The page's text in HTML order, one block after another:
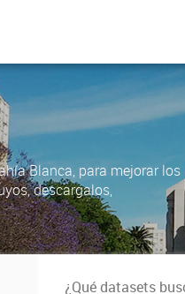
Blanca, para mejorar los
descargalos,